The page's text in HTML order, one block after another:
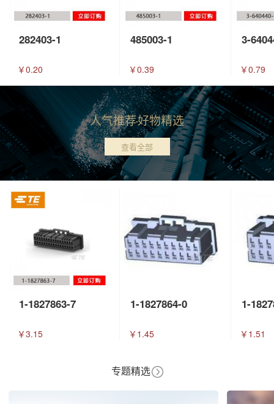
282403-1
￥0.20
485003-1
￥0.39
3-
￥0.79
人气推荐好物精选
查看全部
1-1827863-7
￥3.15
1-1827864-0
￥1.45
1-
￥1.51
专题精选